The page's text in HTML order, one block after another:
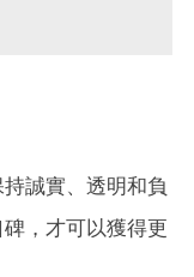
誠實、透明和負
，才可以獲得更